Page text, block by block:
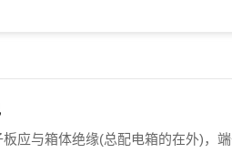
应与箱体绝缘(总配电箱的在外)，